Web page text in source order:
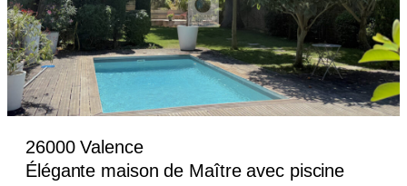
26000 Valence
Élégante maison de Maître avec piscine